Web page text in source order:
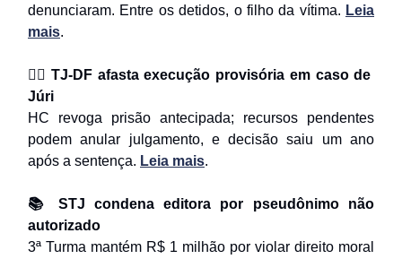
denunciaram. Entre os detidos, o filho da vítima. Leia
mais.
⛓️‍💥 TJ-DF afasta execução provisória em caso de
Júri
HC revoga prisão antecipada; recursos pendentes
podem anular julgamento, e decisão saiu um ano
após a sentença. Leia mais.
📚 STJ condena editora por pseudônimo não
autorizado
3ª Turma mantém R$ 1 milhão por violar direito moral